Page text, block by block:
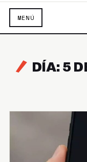
MENÚ
DÍA: 5